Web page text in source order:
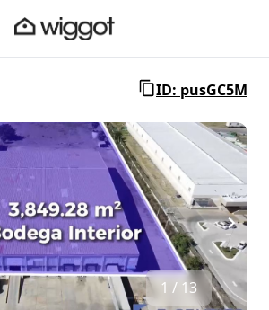
ID: pusGC5M
1 / 13